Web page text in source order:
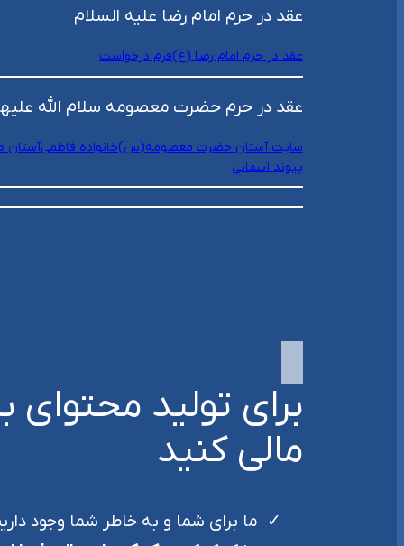
عقد در حرم امام رضا علیه السلام
عقد در حرم امام رضا (ع)فرم درخواست
عقد در حرم حضرت معصومه سلام الله
سایت آستان حضرت معصومه(س)خانواده فاطمیآستان
پیوند آسمانی
برای تولید
مالی کنید
ما برای شما و به خاطر شما وجود